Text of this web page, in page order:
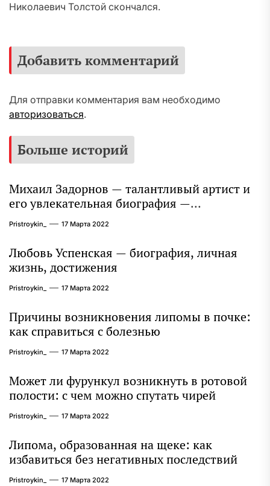
Николаевич Толстой скончался.
Добавить комментарий
Для отправки комментария вам необходимо
авторизоваться.
Больше историй
Михаил Задорнов — талантливый артист и
его увлекательная биография —
выдающиеся достижения, известность и
интересные факты из личной жизни!
Pristroykin_ 17 Марта 2022
Любовь Успенская — биография, личная
жизнь, достижения
Pristroykin_ 17 Марта 2022
Причины возникновения липомы в почке:
как справиться с болезнью
Pristroykin_ 17 Марта 2022
Может ли фурункул возникнуть в ротовой
полости: с чем можно спутать чирей
Pristroykin_ 17 Марта 2022
Липома, образованная на щеке: как
избавиться без негативных последствий
Pristroykin_ 17 Марта 2022